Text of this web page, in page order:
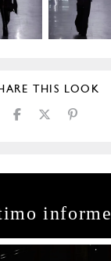
THIS LOOK
informe